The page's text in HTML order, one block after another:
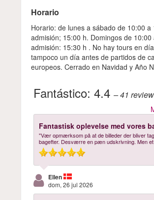
Horario
Horario: de lunes a sábado de 10:00 a
admisión; 15:00 h. Domingos de
admisión: 15:30 h . No hay tours en
tampoco un día antes de partidos de
europeos. Cerrado en Navidad y Año
Fantástico:4.4– 41
Fantastisk oplevelse med vores
"Vær opmærksom på at de billeder der bliver
bagefter. Desværre en pæn udskrivning. Men
Ellen
dom, 26 jul 2026